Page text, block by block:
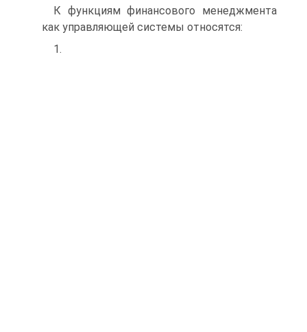
К функциям финансового менеджмента
как управляющей системы относятся:
1.